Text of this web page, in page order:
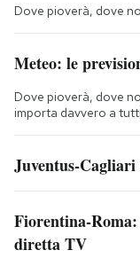
Dove pioverà, dove
Meteo: le
Dove pioverà, dove
importa davvero a tutti
Juventus-
Fiorentina-
diretta TV